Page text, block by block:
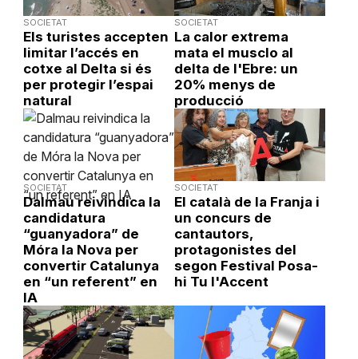
SOCIETAT
Els turistes accepten
limitar l’accés en
cotxe al Delta si és
per protegir l’espai
natural
SOCIETAT
La calor extrema
mata el musclo al
delta de l'Ebre: un
20% menys de
producció
SOCIETAT
Dalmau reivindica la
candidatura
“guanyadora” de
Móra la Nova per
convertir Catalunya
en “un referent” en
IA
SOCIETAT
El català de la Franja i
un concurs de
cantautors,
protagonistes del
segon Festival Posa-
hi Tu l'Accent